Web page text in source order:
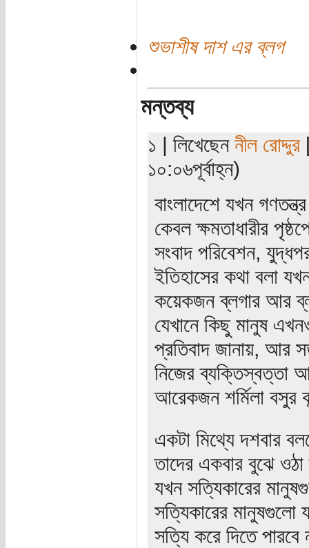
শুভাশীষ দাশ এর ব্লগ
মন্তব্য
১ | লিখেছেন নীল রোদ্দুর
১০:০৬পূর্বাহ্ন)
বাংলাদেশে যখন
কেবল ক্ষমতাধারীর
সংবাদ পরিবেশন,
ইতিহাসের কথা বলা
কয়েকজন ব্লগার আর
যেখানে কিছু মানুষ
প্রতিবাদ জানায়, আর
নিজের ব্যক্তিস্বত্তা
আরেকজন শর্মিলা বসুর
একটা মিথ্যে দশবার
তাদের একবার বুঝে
যখন সত্যিকারের
সত্যিকারের
সত্যি করে দিতে পারবে